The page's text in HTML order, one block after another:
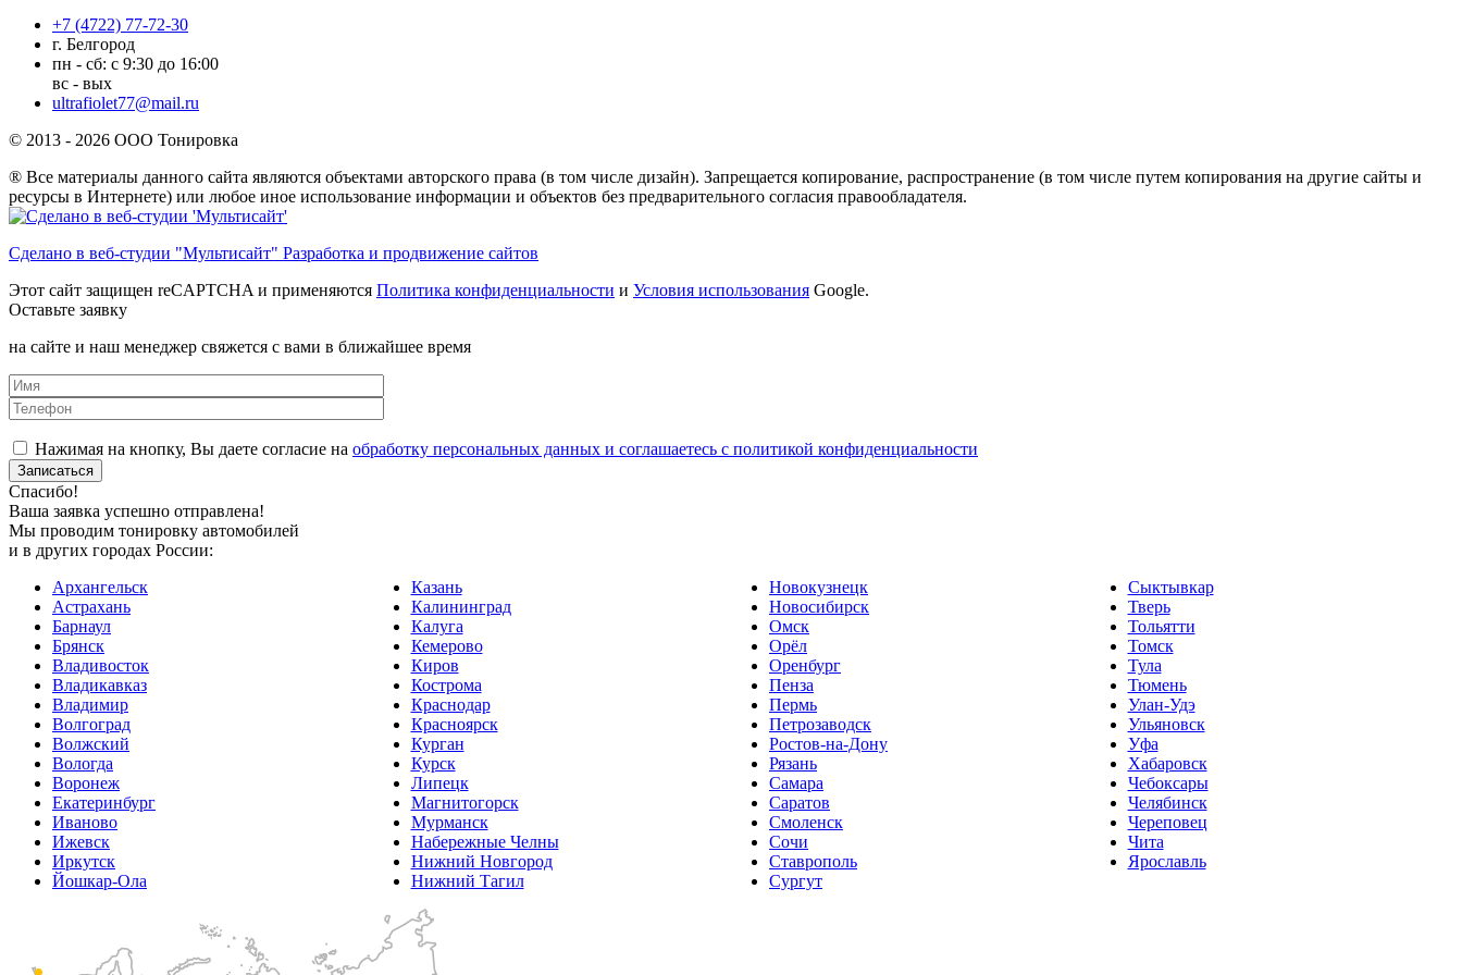
+7 (4722) 77-72-30
г. Белгород
пн - сб: с 9:30 до 16:00
вс - вых
ultrafiolet77@mail.ru
© 2013 - 2026 ООО Тонировка
® Все материалы данного сайта являются объектами авторского права (в том числе дизайн). Запрещается копирование, распространение (в том числе путем копирования на другие сайты и
ресурсы в Интернете) или любое иное использование информации и объектов без предварительного согласия правообладателя.
Сделано в веб-студии "Мультисайт" Разработка и продвижение сайтов
Этот сайт защищен reCAPTCHA и применяются Политика конфиденциальности и Условия использования Google.
Оставьте заявку
на сайте и наш менеджер свяжется с вами в ближайшее время
Нажимая на кнопку, Вы даете согласие на обработку персональных данных и соглашаетесь с политикой конфиденциальности
Спасибо!
Ваша заявка успешно отправлена!
Мы проводим тонировку автомобилей
и в других городах России:
Архангельск
Астрахань
Барнаул
Брянск
Владивосток
Владикавказ
Владимир
Волгоград
Волжский
Вологда
Воронеж
Екатеринбург
Иваново
Ижевск
Иркутск
Йошкар-Ола
Казань
Калининград
Калуга
Кемерово
Киров
Кострома
Краснодар
Красноярск
Курган
Курск
Липецк
Магнитогорск
Мурманск
Набережные Челны
Нижний Новгород
Нижний Тагил
Новокузнецк
Новосибирск
Омск
Орёл
Оренбург
Пенза
Пермь
Петрозаводск
Ростов-на-Дону
Рязань
Самара
Саратов
Смоленск
Сочи
Ставрополь
Сургут
Сыктывкар
Тверь
Тольятти
Томск
Тула
Тюмень
Улан-Удэ
Ульяновск
Уфа
Хабаровск
Чебоксары
Челябинск
Череповец
Чита
Ярославль